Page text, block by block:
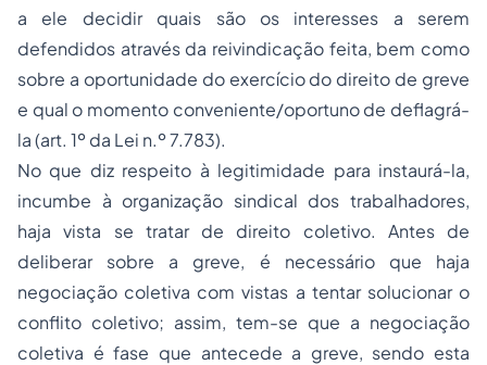
a ele decidir quais são os interesses a serem
defendidos através da reivindicação feita, bem como
sobre a oportunidade do exercício do direito de greve
e qual o momento conveniente/oportuno de deflagrá-
la (art. 1º da Lei n.º 7.783).
No que diz respeito à legitimidade para instaurá-la,
incumbe à organização sindical dos trabalhadores,
haja vista se tratar de direito coletivo. Antes de
deliberar sobre a greve, é necessário que haja
negociação coletiva com vistas a tentar solucionar o
conflito coletivo; assim, tem-se que a negociação
coletiva é fase que antecede a greve, sendo esta